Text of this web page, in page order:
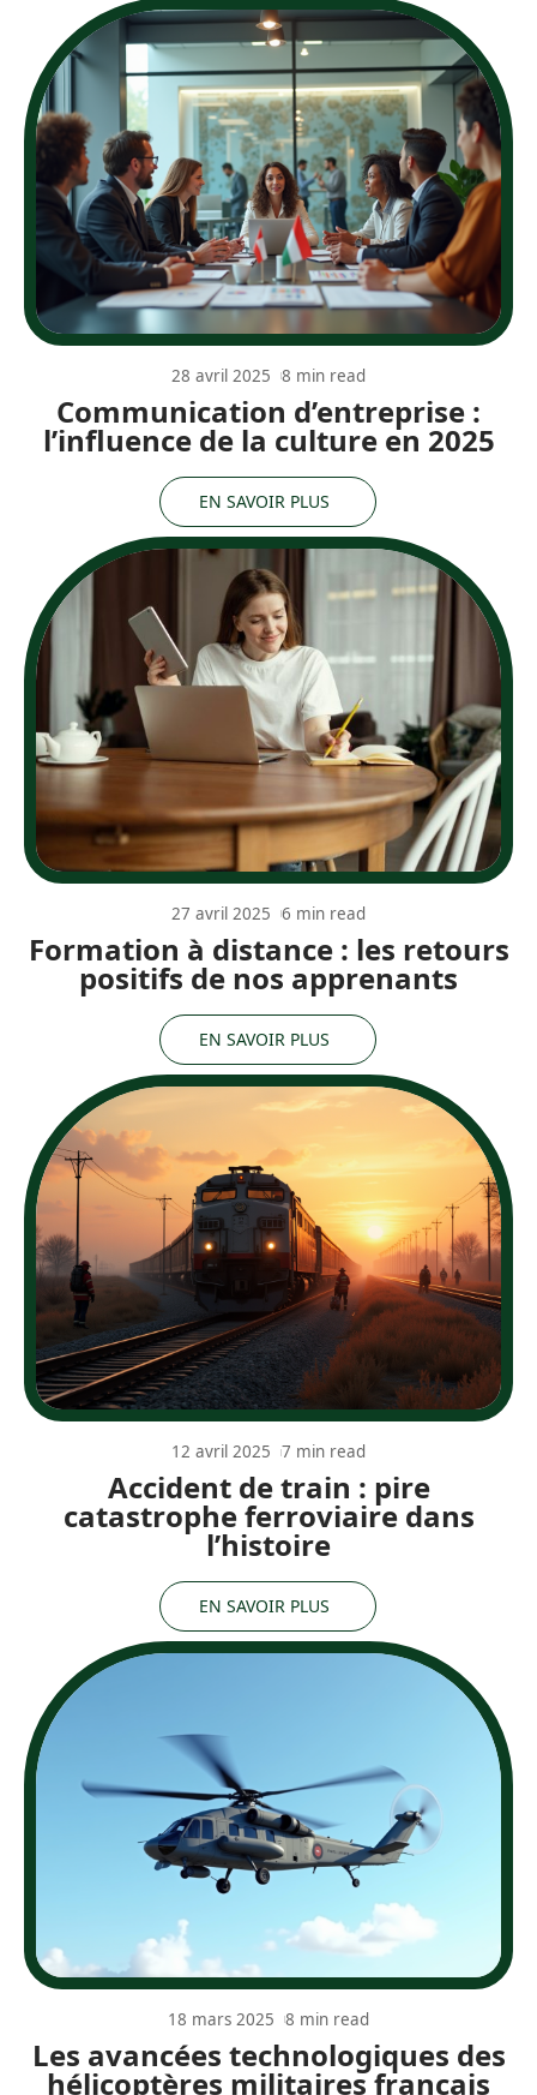
Communication d’entreprise :
l’influence de la culture en 2025
28 avril 2025 8 min read
EN SAVOIR PLUS
Formation à distance : les retours
positifs de nos apprenants
27 avril 2025 6 min read
EN SAVOIR PLUS
Accident de train : pire
catastrophe ferroviaire dans
l’histoire
12 avril 2025 7 min read
EN SAVOIR PLUS
Les avancées technologiques des
hélicoptères militaires français
18 mars 2025 8 min read